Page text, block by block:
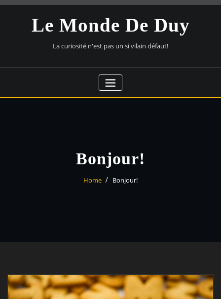
Skip
Le Monde De Duy
La curiosité n'est pas un si vilain défaut!
Bonjour!
Home Bonjour!